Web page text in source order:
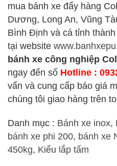
mua bánh xe đẩy hàng
Dương, Long An, Vũng
Bình Định và cá tỉnh
tại website
bánh xe công nghiệp
ngay đến số Hotline :
vấn và cung cấp báo giá
chúng tôi giao hàng trên
Danh mục : Bánh xe inox,
bánh xe phi 200, bánh xe
450kg, Kiểu lắp tấm